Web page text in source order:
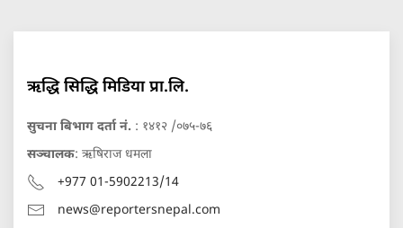
ऋद्धि सिद्धि मिडिया प्रा.लि.
सुचना बिभाग दर्ता नं. : १४१२ /०७५-७६
सञ्चालक: ऋषिराज धमला
+977 01-5902213/14
news@reportersnepal.com